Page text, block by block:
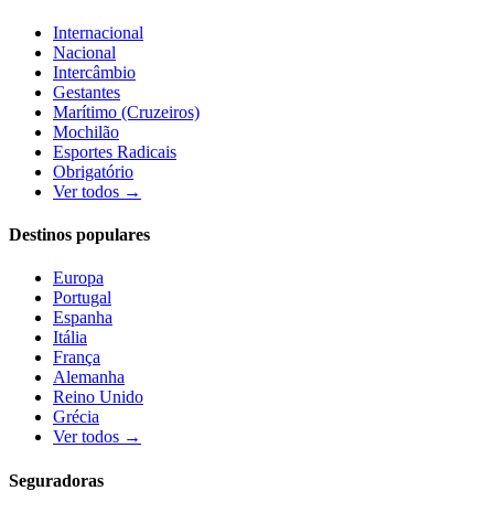
Internacional
Nacional
Intercâmbio
Gestantes
Marítimo (Cruzeiros)
Mochilão
Esportes Radicais
Obrigatório
Ver todos →
Destinos populares
Europa
Portugal
Espanha
Itália
França
Alemanha
Reino Unido
Grécia
Ver todos →
Seguradoras